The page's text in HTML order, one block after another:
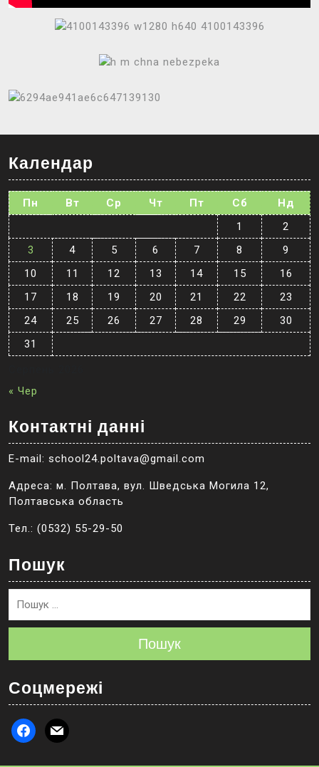
Календар
Пн Вт Ср Чт Пт Сб
Нд
1
2
3
4 5 6 7 8
9
10
11 12 13 14 15
16
17
18 19 20 21 22
23
24
25 26 27 28 29
30
31
« Чер
Контактні данні
E-mail: school24.poltava@gmail.com
Адреса: м. Полтава, вул. Шведська Могила 12,
Полтавська область
Тел.: (0532) 55-29-50
Пошук
Пошук
Соцмережі
facebook
mail